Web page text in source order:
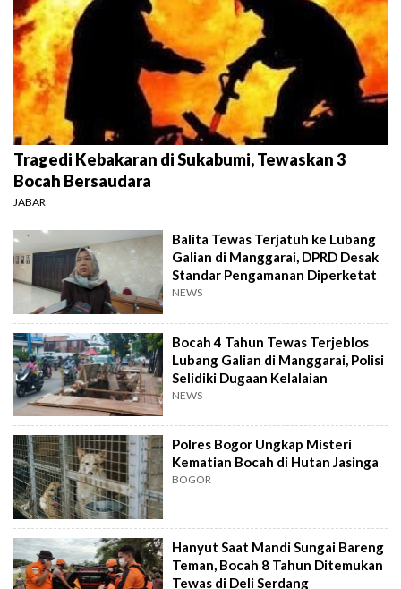
Tragedi Kebakaran di Sukabumi, Tewaskan 3
Bocah Bersaudara
JABAR
Balita Tewas Terjatuh ke Lubang
Galian di Manggarai, DPRD Desak
Standar Pengamanan Diperketat
NEWS
Bocah 4 Tahun Tewas Terjeblos
Lubang Galian di Manggarai, Polisi
Selidiki Dugaan Kelalaian
NEWS
Polres Bogor Ungkap Misteri
Kematian Bocah di Hutan Jasinga
BOGOR
Hanyut Saat Mandi Sungai Bareng
Teman, Bocah 8 Tahun Ditemukan
Tewas di Deli Serdang